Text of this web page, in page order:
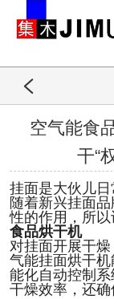
空气能食
干“
挂面是大伙儿
随着新兴挂面
性的作用，所以
食品烘干机
对挂面开展干燥
气能挂面烘干
能化自动控制
干燥效率，还